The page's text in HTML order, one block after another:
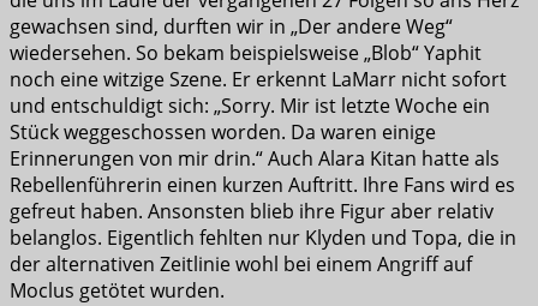
gewachsen sind, durften wir in „Der andere Weg“
wiedersehen. So bekam beispielsweise „Blob“ Yaphit
noch eine witzige Szene. Er erkennt LaMarr nicht sofort
und entschuldigt sich: „Sorry. Mir ist letzte Woche ein
Stück weggeschossen worden. Da waren einige
Erinnerungen von mir drin.“ Auch Alara Kitan hatte als
Rebellenführerin einen kurzen Auftritt. Ihre Fans wird es
gefreut haben. Ansonsten blieb ihre Figur aber relativ
belanglos. Eigentlich fehlten nur Klyden und Topa, die in
der alternativen Zeitlinie wohl bei einem Angriff auf
Moclus getötet wurden.